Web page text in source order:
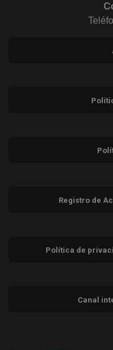
Registro de
Política de
Canal